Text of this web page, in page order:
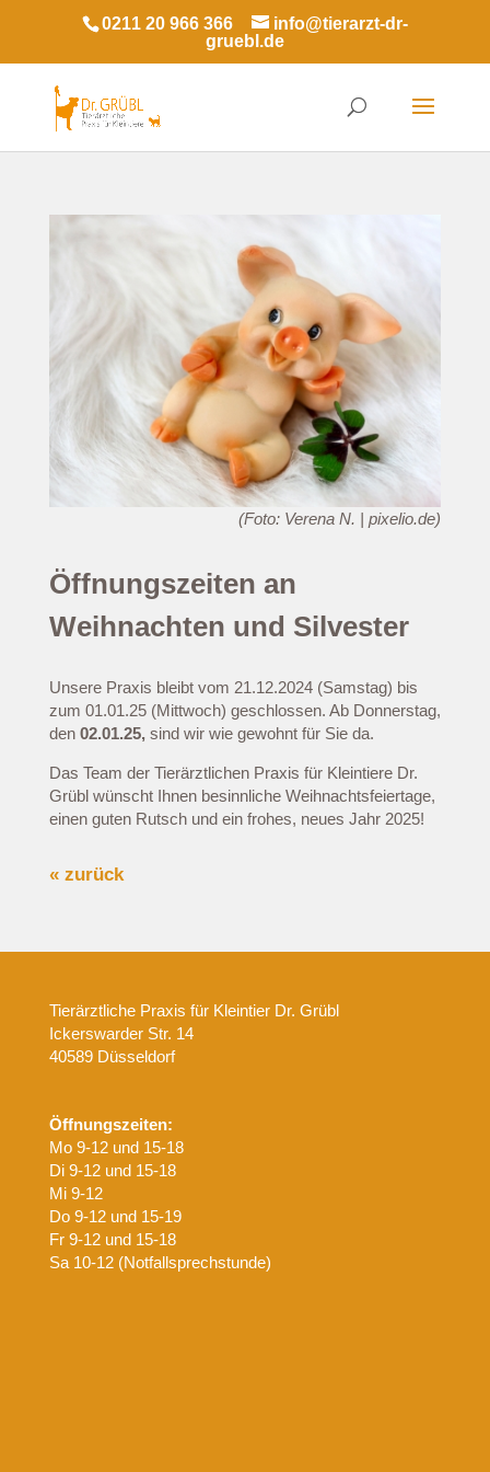
0211 20 966 366
info@tierarzt-dr-
gruebl.de
(Foto: Verena N. | pixelio.de)
Öffnungszeiten an
Weihnachten und Silvester
Unsere Praxis bleibt vom 21.12.2024 (Samstag) bis
zum 01.01.25 (Mittwoch) geschlossen. Ab Donnerstag,
den 02.01.25,sind wir wie gewohnt für Sie da.
Das Team der Tierärztlichen Praxis für Kleintiere Dr.
Grübl wünscht Ihnen besinnliche Weihnachtsfeiertage,
einen guten Rutsch und ein frohes, neues Jahr 2025!
« zurück
Tierärztliche Praxis für Kleintier Dr. Grübl
Ickerswarder Str. 14
40589 Düsseldorf
Öffnungszeiten:
Mo 9-12 und 15-18
Di 9-12 und 15-18
Mi 9-12
Do 9-12 und 15-19
Fr 9-12 und 15-18
Sa 10-12 (Notfallsprechstunde)